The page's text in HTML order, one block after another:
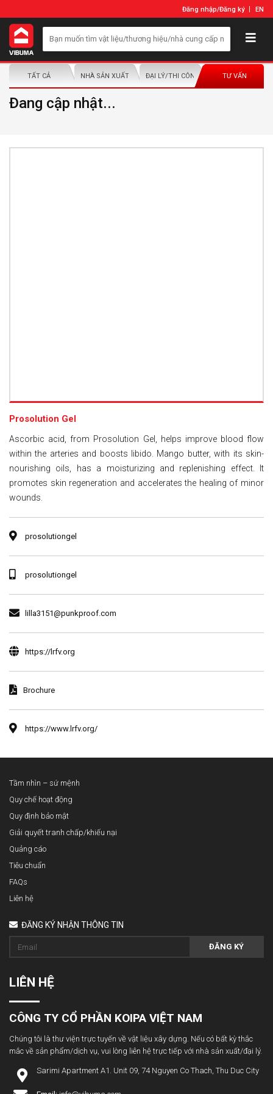
Đăng nhập/Đăng ký EN
TẤT CẢ NHÀ SẢN XUẤT/NHÀ PHÂN PHỐIĐẠI LÝ/THI CÔNG LẮP ĐẶTTƯ VẤN
Đang cập nhật...
Prosolution Gel
Ascorbic acid, from Prosolution Gel, helps improve blood flow
within the arteries and boosts libido. Mango butter, with its skin-
nourishing oils, has a moisturizing and replenishing effect. It
promotes skin regeneration and accelerates the healing of minor
wounds.
prosolutiongel
prosolutiongel
lilla3151@punkproof.com
https://lrfv.org
Brochure
https://www.lrfv.org/
Tầm nhìn – sứ mệnh
Quy chế hoạt động
Quy định bảo mật
Giải quyết tranh chấp/khiếu nại
Quảng cáo
Tiêu chuẩn
FAQs
Liên hệ
ĐĂNG KÝ NHẬN THÔNG TIN
ĐĂNG KÝ
LIÊN HỆ
CÔNG TY CỔ PHẦN KOIPA VIỆT NAM
Chúng tôi là thư viện trực tuyến về vật liệu xây dựng. Nếu có bất kỳ thắc
mắc về sản phẩm/dịch vụ, vui lòng liên hệ trực tiếp với nhà sản xuất/đại lý.
Sarimi Apartment A1. Unit 09, 74 Nguyen Co Thach, Thu Duc City